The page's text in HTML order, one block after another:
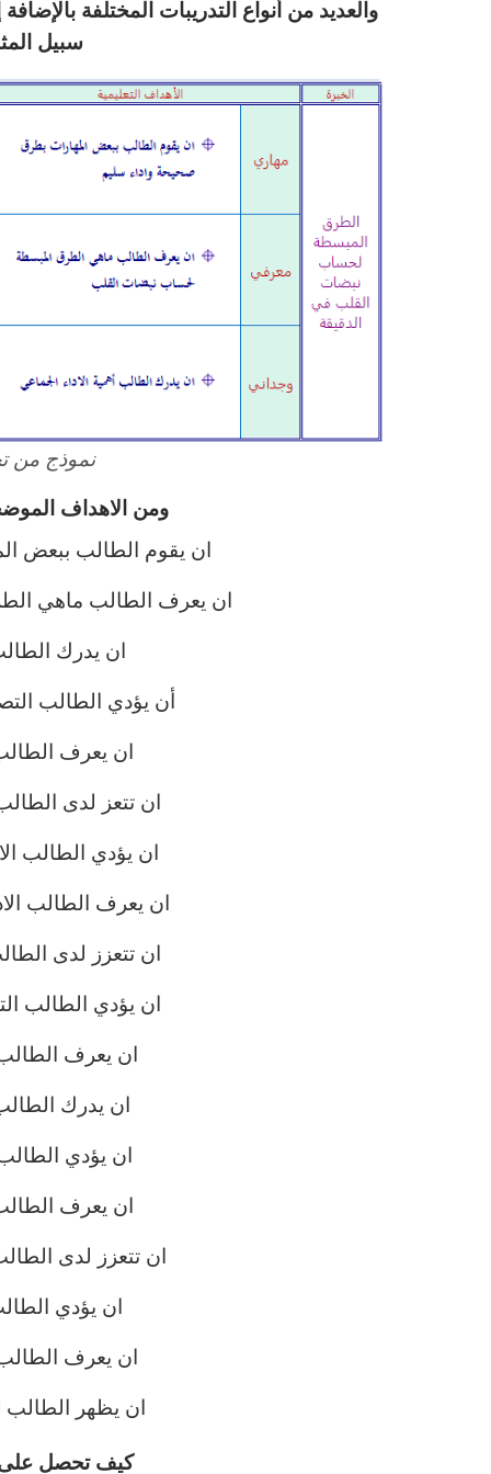
والعديد من أنواع التدريبات المختلفة
سبيل
نموذج من
ومن الاهداف
ان يقوم الطالب ببعض
ان يعرف الطالب ماهي
ان يدرك
أن يؤدي الطالب
ان يعرف
ان تتعز لدى
ان يؤدي الطالب
ان يعرف الطالب
ان تتعزز لدى
ان يؤدي الطالب
ان يعرف
ان يدرك
ان يؤدي
ان يعرف
ان تتعزز لدى
ان يؤدي
ان يعرف
ان يظهر الطالب
كيف تحصل على